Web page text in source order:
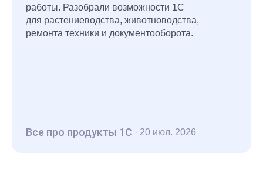
работы. Разобрали возможности 1С
для растениеводства, животноводства,
ремонта техники и документооборота.
Все про продукты 1С · 20 июл. 2026